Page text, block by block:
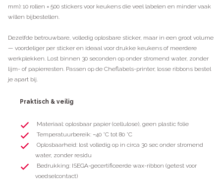
mm): 10 rollen × 500 stickers voor keukens die veel labelen en minder vaak
willen bijbestellen.
Dezelfde betrouwbare, volledig oplosbare sticker, maar in een groot volume
— voordeliger per sticker en ideaal voor drukke keukens of meerdere
werkplekken. Lost binnen 30 seconden op onder stromend water, zonder
lijm- of papierresten. Passen op de Cheflabels-printer; losse ribbons bestel
je apart bij.
Praktisch & veilig
Materiaal: oplosbaar papier (cellulose), geen plastic folie
Temperatuurbereik: −40 °C tot 80 °C
Oplosbaarheid: lost volledig op in circa 30 sec onder stromend
water, zonder residu
Bedrukking: ISEGA-gecertificeerde wax-ribbon (getest voor
voedselcontact)